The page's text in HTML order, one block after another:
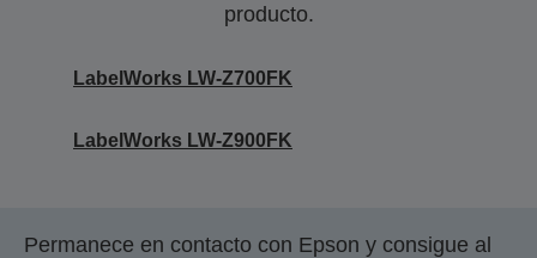
producto.
LabelWorks LW-Z700FK
LabelWorks LW-Z900FK
Permanece en contacto con Epson y consigue al